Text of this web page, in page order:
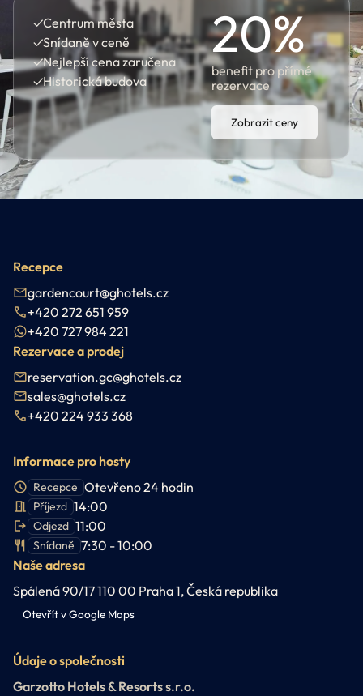
✓Centrum města
✓Snídaně v ceně
✓Nejlepší cena zaručena
✓Historická budova
20%
benefit pro přímé
rezervace
Zobrazit ceny
Recepce
gardencourt@ghotels.cz
+420 272 651 959
+420 727 984 221
Rezervace a prodej
reservation.gc@ghotels.cz
sales@ghotels.cz
+420 224 933 368
Informace pro hosty
Recepce Otevřeno 24 hodin
Příjezd 14:00
Odjezd 11:00
Snídaně 7:30 - 10:00
Naše adresa
Spálená 90/17 110 00 Praha 1, Česká republika
Otevřít v Google Maps
Údaje o společnosti
Garzotto Hotels & Resorts s.r.o.